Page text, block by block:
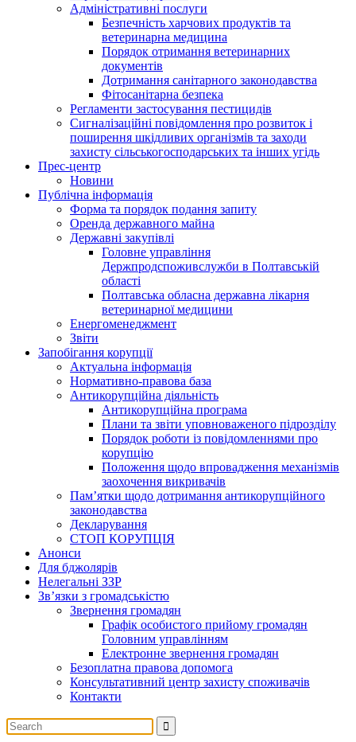
Адміністративні послуги
Безпечність харчових продуктів та
ветеринарна медицина
Порядок отримання ветеринарних
документів
Дотримання санітарного законодавства
Фітосанітарна безпека
Регламенти застосування пестицидів
Сигналізаційні повідомлення про розвиток і
поширення шкідливих організмів та заходи
захисту сільськогосподарських та інших угідь
Прес-центр
Новини
Публічна інформація
Форма та порядок подання запиту
Оренда державного майна
Державні закупівлі
Головне управління
Держпродспоживслужби в Полтавській
області
Полтавська обласна державна лікарня
ветеринарної медицини
Енергоменеджмент
Звіти
Запобігання корупції
Актуальна інформація
Нормативно-правова база
Антикорупційна діяльність
Антикорупційна програма
Плани та звіти уповноваженого підрозділу
Порядок роботи із повідомленнями про
корупцію
Положення щодо впровадження механізмів
заохочення викривачів
Пам’ятки щодо дотримання антикорупційного
законодавства
Декларування
СТОП КОРУПЦІЯ
Анонси
Для бджолярів
Нелегальні ЗЗР
Зв’язки з громадськістю
Звернення громадян
Графік особистого прийому громадян
Головним управлінням
Електронне звернення громадян
Безоплатна правова допомога
Консультативний центр захисту споживачів
Контакти